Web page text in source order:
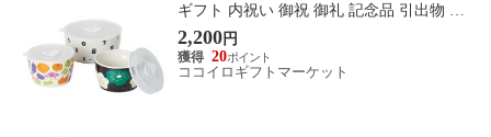
ギフト 内祝い 御祝 御礼 記念品 引出物 結
婚式 プレゼント 出産内祝い 結婚お祝い
2,200円
20
ココイロギフトマーケット